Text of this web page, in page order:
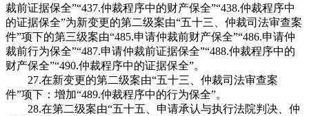
裁前证据保全”“437.仲裁程序中的财产保全”“438.仲裁程序中
的证据保全”为新变更的第二级案由“五十三、仲裁司法审查案
件”项下的第三级案由“485.申请仲裁前财产保全”“486.申请仲
裁前行为保全”“487.申请仲裁前证据保全”“488.仲裁程序中的
财产保全”“490.仲裁程序中的证据保全”。
27.在新变更的第二级案由“五十三、仲裁司法审查案
件”项下：增加“489.仲裁程序中的行为保全”。
28.在第二级案由“五十五、申请承认与执行法院判决、仲